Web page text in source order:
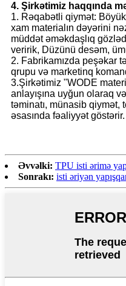
4. Şirkətimiz haqqında
1. Rəqabətli qiymət: Böyük
xam materialın dəyərini
müddət əməkdaşlıq
veririk, Düzünü desəm,
2. Fabrikamızda peşəkar
qrupu və marketinq
3.Şirkətimiz "WODE
anlayışına uyğun olaraq
təminatı, münasib qiymət,
əsasında fəaliyyət göstərir.
Əvvəlki: TPU isti ərimə
Sonrakı: isti əriyən